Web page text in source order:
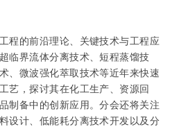
程的前沿理论、关键技术与工程应
临界流体分离技术、短程蒸馏技
、微波强化萃取技术等近年来快速
艺，探讨其在化工生产、资源回
制备中的创新应用。分会还将关注
设计、低能耗分离技术开发以及分